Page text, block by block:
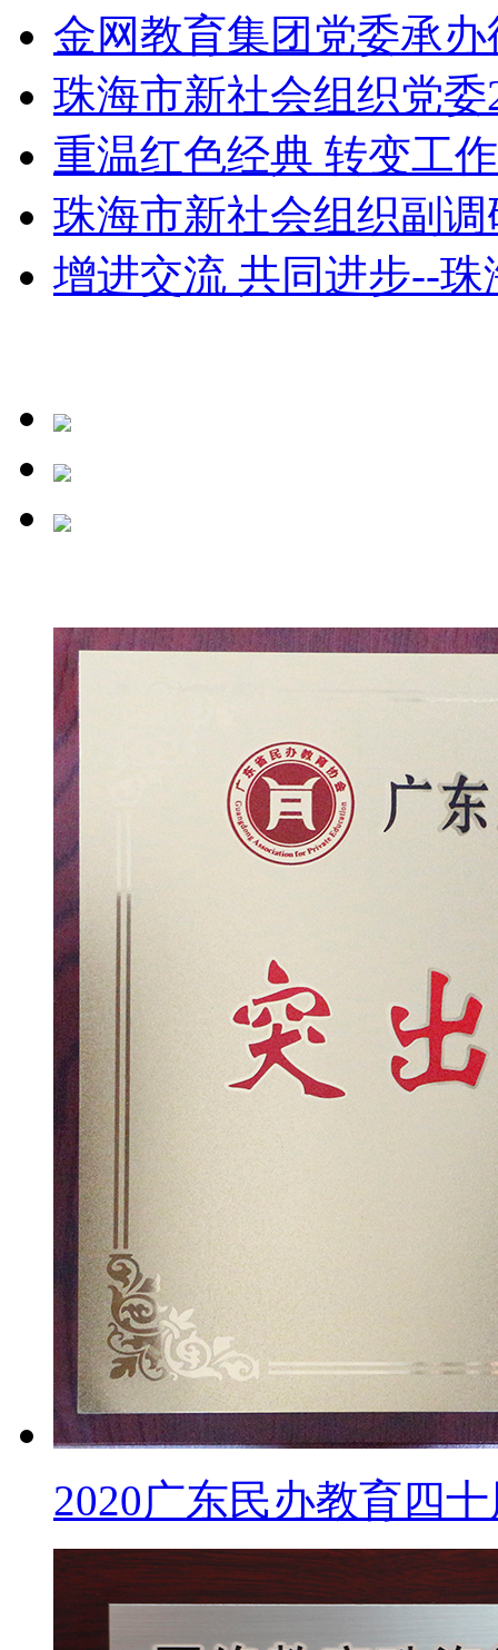
金网教育集团党委承
珠海市新社会组织党
重温红色经典 转变工
珠海市新社会组织副
增进交流 共同进步--
2020广东民办教育四